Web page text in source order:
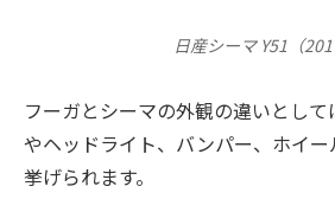
日産シーマ Y51（
フーガとシーマの外観の違いとし
やヘッドライト、バンパー、ホイ
挙げられます。